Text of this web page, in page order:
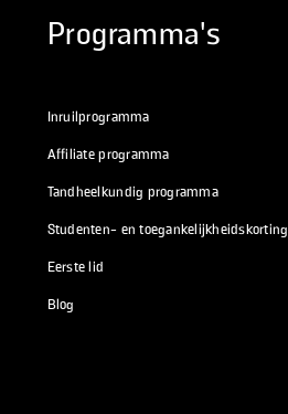
Programma's
Inruilprogramma
Affiliate programma
Tandheelkundig programma
Studenten- en toegankelijkheidskorting
Eerste lid
Blog